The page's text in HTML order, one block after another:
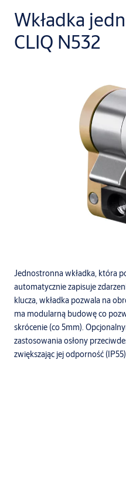
Wkładka
CLIQ N532
Jednostronna wkładka, która
automatycznie zapisuje
klucza, wkładka pozwala na
ma modularną budowę co
skrócenie (co 5mm).
zastosowania osłony
zwiększając jej odporność